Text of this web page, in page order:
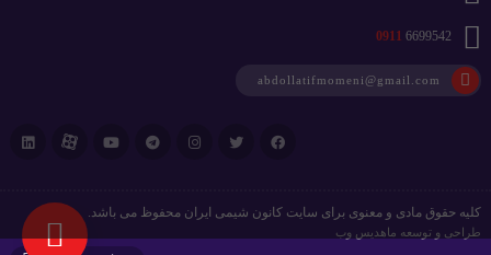
0911 6699542
abdollatifmomeni@gmail.com
کلیه حقوق مادی و معنوی برای سایت کانون شیمی ایران محفوظ می باشد.
طراحی و توسعه ماهدیس وب